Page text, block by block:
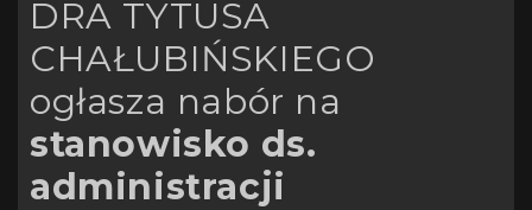
DRA TYTUSA
CHAŁUBIŃSKIEGO
ogłasza nabór na
stanowisko ds.
administracji